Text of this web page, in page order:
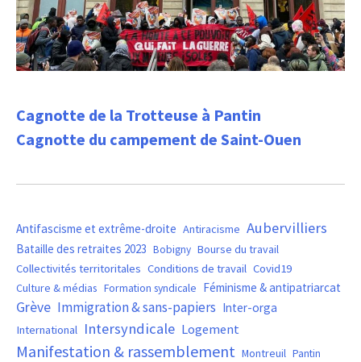
Cagnotte de la Trotteuse à Pantin
Cagnotte du campement de Saint-Ouen
Antifascisme et extrême-droite Antiracisme Aubervilliers
Bataille des retraites 2023 Bobigny Bourse du travail
Collectivités territoritales Conditions de travail Covid19
Culture & médias Formation syndicale Féminisme & antipatriarcat
Grève Immigration & sans-papiers Inter-orga
International Intersyndicale Logement
Manifestation & rassemblement Montreuil Pantin